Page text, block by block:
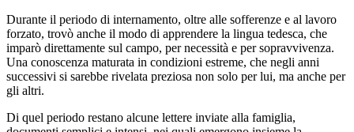
Durante il periodo di internamento, oltre alle sofferenze e al lavoro
forzato, trovò anche il modo di apprendere la lingua tedesca, che
imparò direttamente sul campo, per necessità e per sopravvivenza.
Una conoscenza maturata in condizioni estreme, che negli anni
successivi si sarebbe rivelata preziosa non solo per lui, ma anche per
gli altri.
Di quel periodo restano alcune lettere inviate alla famiglia,